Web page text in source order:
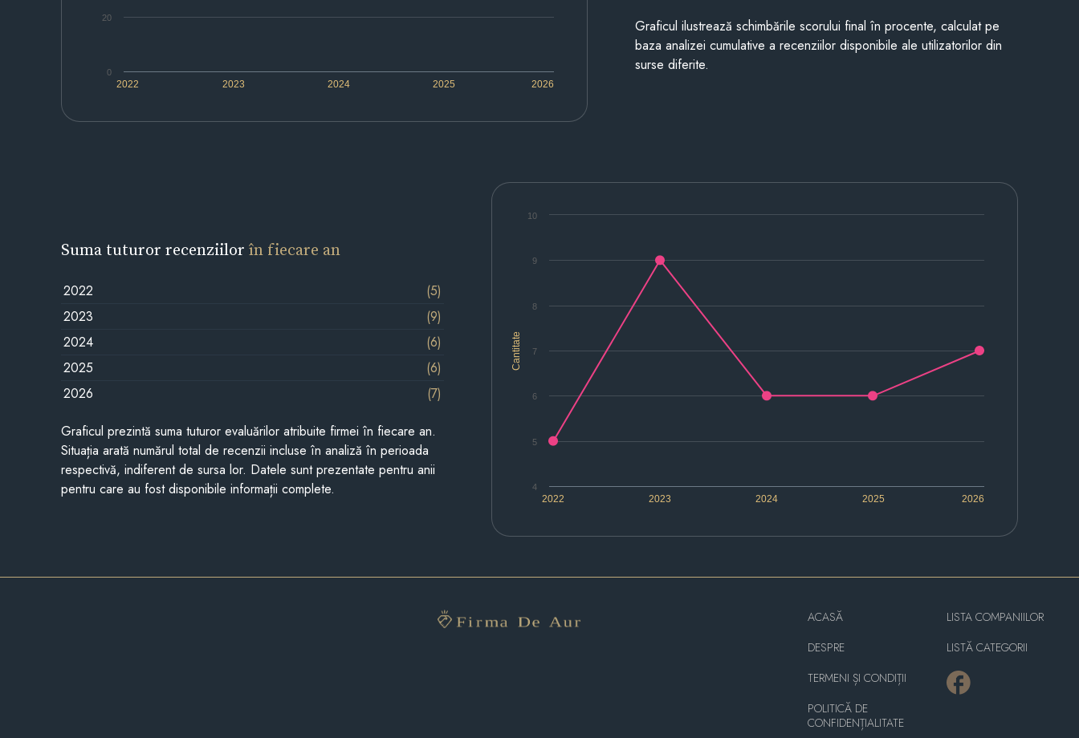
2022 2023 2024 2025 2026
0
20
Graficul ilustrează schimbările scorului final în procente, calculat pe
baza analizei cumulative a recenziilor disponibile ale utilizatorilor din
surse diferite.
Cantitate
2022 2023 2024 2025 2026
4
5
6
7
8
9
10
Suma tuturor recenziilorîn fiecare an
2022
(5)
2023
(9)
2024
(6)
2025
(6)
2026
(7)
Graficul prezintă suma tuturor evaluărilor atribuite firmei în fiecare an.
Situația arată numărul total de recenzii incluse în analiză în perioada
respectivă, indiferent de sursa lor. Datele sunt prezentate pentru anii
pentru care au fost disponibile informații complete.
ACASĂ
DESPRE
TERMENI ȘI CONDIȚII
POLITICĂ DE
CONFIDENȚIALITATE
LISTA COMPANIILOR
LISTĂ CATEGORII